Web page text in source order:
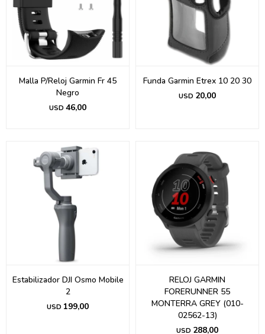
Malla P/Reloj Garmin Fr 45
Negro
USD 46,00
Funda Garmin Etrex 10 20 30
USD 20,00
Estabilizador DJI Osmo Mobile
2
USD 199,00
RELOJ GARMIN
FORERUNNER 55
MONTERRA GREY (010-
02562-13)
USD 288,00